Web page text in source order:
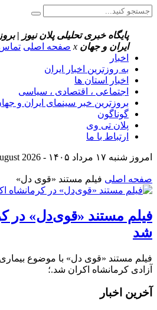
پایگاه خبری تحلیلی پلان نیوز |
ایران و جهان x صفحه اصلی تماس
اخبار
به روزترین اخبار ایران
اخبار استان ها
اجتماعی ، اقتصادی ، سیاسی
بروزترین خبر سینمای ایران و
گوناگون
پلان تی وی
ارتباط با ما
امروز شنبه ۱۷ مرداد ۱۴۰۵ - Saturday 8 August 2026
صفحه اصلی فیلم مستند «قوی دل»
فیلم مستند «قوی‌دل» در
شد
فیلم مستند «قوی دل» با موضوع
آزادی کرمانشاه اکران شد.؛
آخرین اخبار